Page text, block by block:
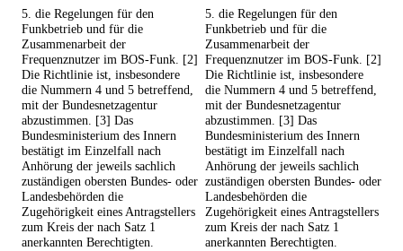
5. die Regelungen für den
Funkbetrieb und für die
Zusammenarbeit der
Frequenznutzer im BOS-Funk. [2]
Die Richtlinie ist, insbesondere
die Nummern 4 und 5 betreffend,
mit der Bundesnetzagentur
abzustimmen. [3] Das
Bundesministerium des Innern
bestätigt im Einzelfall nach
Anhörung der jeweils sachlich
zuständigen obersten Bundes- oder
Landesbehörden die
Zugehörigkeit eines Antragstellers
zum Kreis der nach Satz 1
anerkannten Berechtigten.
5. die Regelungen für den
Funkbetrieb und für die
Zusammenarbeit der
Frequenznutzer im BOS-Funk. [2]
Die Richtlinie ist, insbesondere
die Nummern 4 und 5 betreffend,
mit der Bundesnetzagentur
abzustimmen. [3] Das
Bundesministerium des Innern
bestätigt im Einzelfall nach
Anhörung der jeweils sachlich
zuständigen obersten Bundes- oder
Landesbehörden die
Zugehörigkeit eines Antragstellers
zum Kreis der nach Satz 1
anerkannten Berechtigten.